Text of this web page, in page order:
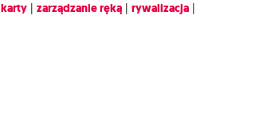
karty | zarządzanie ręką | rywalizacja |